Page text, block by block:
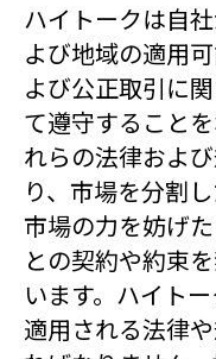
ハイトークは自
よび地域の適用
よび公正取引に
て遵守すること
れらの法律およ
り、市場を分割
市場の力を妨げ
との契約や約束
います。ハイト
適用される法律